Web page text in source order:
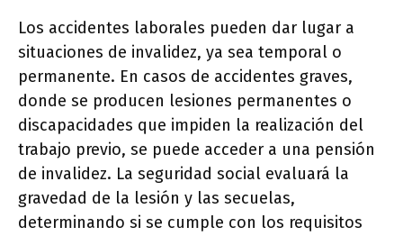
Los accidentes laborales pueden dar lugar a
situaciones de invalidez, ya sea temporal o
permanente. En casos de accidentes graves,
donde se producen lesiones permanentes o
discapacidades que impiden la realización del
trabajo previo, se puede acceder a una pensión
de invalidez. La seguridad social evaluará la
gravedad de la lesión y las secuelas,
determinando si se cumple con los requisitos